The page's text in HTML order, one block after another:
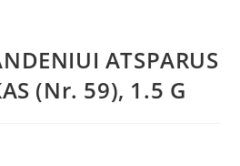
ATSPARUS
(Nr. 59), 1.5 G